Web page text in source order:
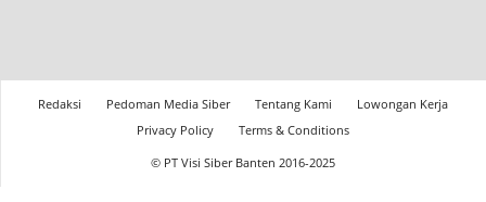
Redaksi Pedoman Media Siber Tentang Kami
Lowongan Kerja
Privacy Policy
Terms & Conditions
© PT Visi Siber Banten 2016-2025